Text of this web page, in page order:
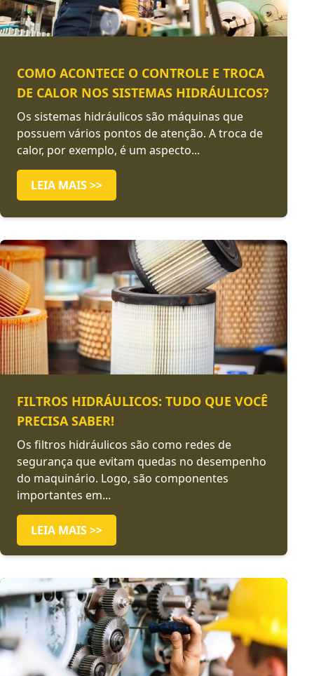
COMO ACONTECE O CONTROLE E TROCA
DE CALOR NOS SISTEMAS HIDRÁULICOS?
Os sistemas hidráulicos são máquinas que
possuem vários pontos de atenção. A troca de
calor, por exemplo, é um aspecto...
LEIA MAIS >>
FILTROS HIDRÁULICOS: TUDO QUE VOCÊ
PRECISA SABER!
Os filtros hidráulicos são como redes de
segurança que evitam quedas no desempenho
do maquinário. Logo, são componentes
importantes em...
LEIA MAIS >>